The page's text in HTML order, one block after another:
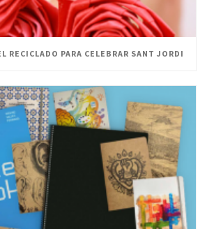
RECICLADO PARA CELEBRAR SANT JORDI